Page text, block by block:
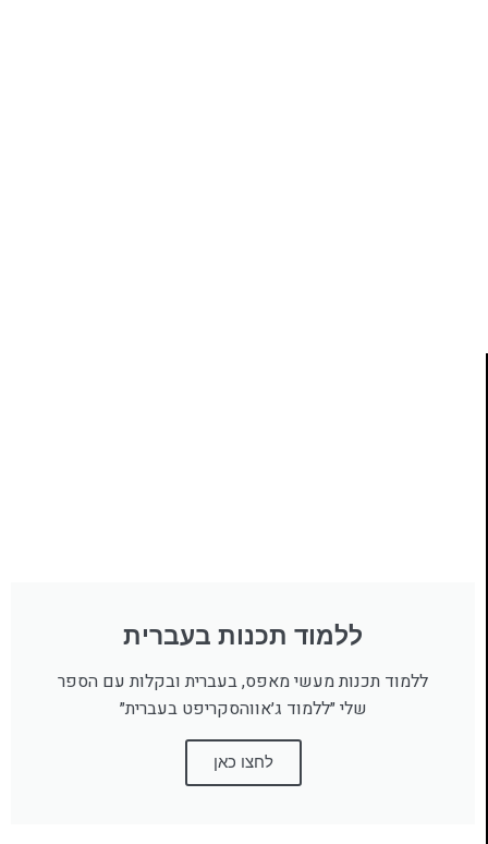
ללמוד תכנות בעברית
ללמוד תכנות מעשי מאפס, בעברית ובקלות עם הספר
שלי ״ללמוד ג׳אווהסקריפט בעברית״
לחצו כאן